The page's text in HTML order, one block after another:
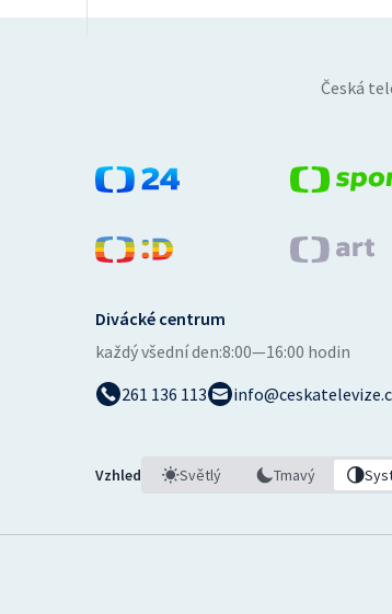
Česká
Divácké centrum
každý všední den:8:00—16:00 hodin
261 136 113
Vzhled Světlý Tmavý